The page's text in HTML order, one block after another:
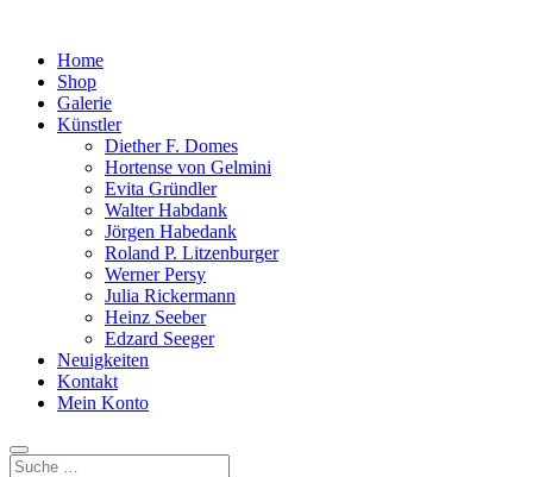
Home
Shop
Galerie
Künstler
Diether F. Domes
Hortense von Gelmini
Evita Gründler
Walter Habdank
Jörgen Habedank
Roland P. Litzenburger
Werner Persy
Julia Rickermann
Heinz Seeber
Edzard Seeger
Neuigkeiten
Kontakt
Mein Konto